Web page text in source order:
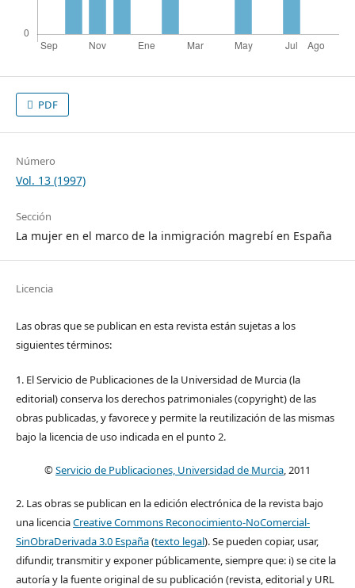
PDF
Número
Vol. 13 (1997)
Sección
La mujer en el marco de la inmigración magrebí en España
Licencia
Las obras que se publican en esta revista están sujetas a los
siguientes términos:
1. El Servicio de Publicaciones de la Universidad de Murcia (la
editorial) conserva los derechos patrimoniales (copyright) de las
obras publicadas, y favorece y permite la reutilización de las mismas
bajo la licencia de uso indicada en el punto 2.
©Servicio de Publicaciones, Universidad de Murcia, 2011
2. Las obras se publican en la edición electrónica de la revista bajo
una licenciaCreative Commons Reconocimiento-NoComercial-
SinObraDerivada 3.0 España(texto legal). Se pueden copiar, usar,
difundir, transmitir y exponer públicamente, siempre que: i) se cite la
autoría y la fuente original de su publicación (revista, editorial y URL